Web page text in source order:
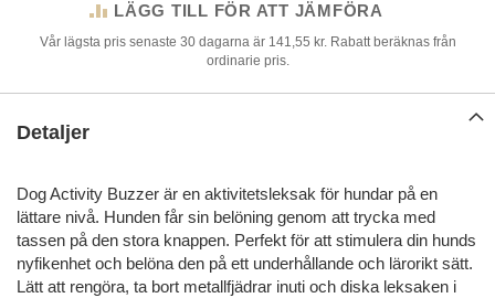
LÄGG TILL FÖR ATT JÄMFÖRA
Vår lägsta pris senaste 30 dagarna är 141,55 kr. Rabatt beräknas från
ordinarie pris.
Detaljer
Dog Activity Buzzer är en aktivitetsleksak för hundar på en
lättare nivå. Hunden får sin belöning genom att trycka med
tassen på den stora knappen. Perfekt för att stimulera din hunds
nyfikenhet och belöna den på ett underhållande och lärorikt sätt.
Lätt att rengöra, ta bort metallfjädrar inuti och diska leksaken i